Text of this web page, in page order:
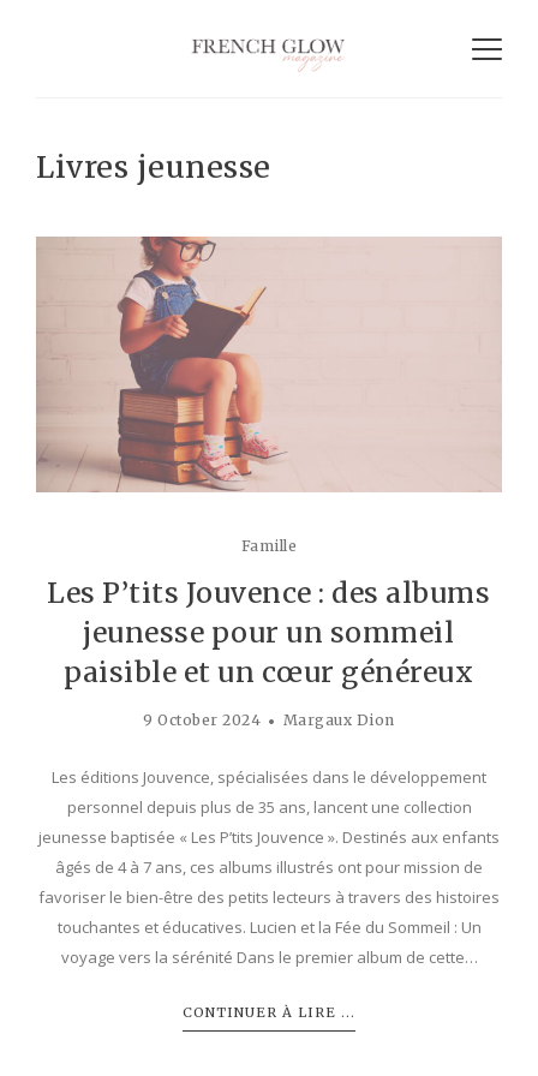
Livres jeunesse
Famille
Les P’tits Jouvence : des albums
jeunesse pour un sommeil
paisible et un cœur généreux
9 October 2024 Margaux Dion
Les éditions Jouvence, spécialisées dans le développement
personnel depuis plus de 35 ans, lancent une collection
jeunesse baptisée « Les P’tits Jouvence ». Destinés aux enfants
âgés de 4 à 7 ans, ces albums illustrés ont pour mission de
favoriser le bien-être des petits lecteurs à travers des histoires
touchantes et éducatives. Lucien et la Fée du Sommeil : Un
voyage vers la sérénité Dans le premier album de cette…
CONTINUER À LIRE ...